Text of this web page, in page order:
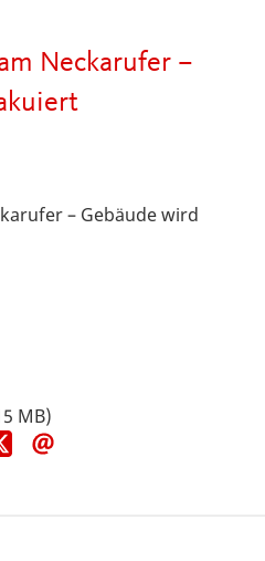
Neckarufer –
– Gebäude wird
MB)
Teile
diese